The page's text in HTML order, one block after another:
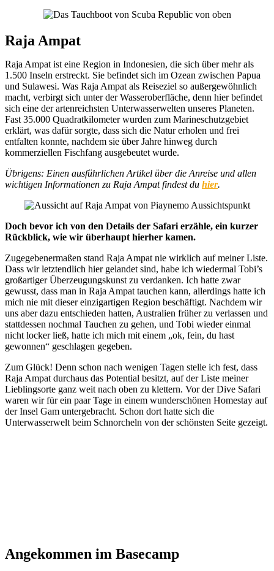
Raja Ampat
Raja Ampat ist eine Region in Indonesien, die sich über mehr als
1.500 Inseln erstreckt. Sie befindet sich im Ozean zwischen Papua
und Sulawesi. Was Raja Ampat als Reiseziel so außergewöhnlich
macht, verbirgt sich unter der Wasseroberfläche, denn hier befindet
sich eine der artenreichsten Unterwasserwelten unseres Planeten.
Fast 35.000 Quadratkilometer wurden zum Marineschutzgebiet
erklärt, was dafür sorgte, dass sich die Natur erholen und frei
entfalten konnte, nachdem sie über Jahre hinweg durch
kommerziellen Fischfang ausgebeutet wurde.
Übrigens: Einen ausführlichen Artikel über die Anreise und allen
wichtigen Informationen zu Raja Ampat findest du hier.
Doch bevor ich von den Details der Safari erzähle, ein kurzer
Rückblick, wie wir überhaupt hierher kamen.
Zugegebenermaßen stand Raja Ampat nie wirklich auf meiner Liste.
Dass wir letztendlich hier gelandet sind, habe ich wiedermal Tobi’s
großartiger Überzeugungskunst zu verdanken. Ich hatte zwar
gewusst, dass man in Raja Ampat tauchen kann, allerdings hatte ich
mich nie mit dieser einzigartigen Region beschäftigt. Nachdem wir
uns aber dazu entschieden hatten, Australien früher zu verlassen und
stattdessen nochmal Tauchen zu gehen, und Tobi wieder einmal
nicht locker ließ, hatte ich mich mit einem „ok, fein, du hast
gewonnen“ geschlagen gegeben.
Zum Glück! Denn schon nach wenigen Tagen stelle ich fest, dass
Raja Ampat durchaus das Potential besitzt, auf der Liste meiner
Lieblingsorte ganz weit nach oben zu klettern. Vor der Dive Safari
waren wir für ein paar Tage in einem wunderschönen Homestay auf
der Insel Gam untergebracht. Schon dort hatte sich die
Unterwasserwelt beim Schnorcheln von der schönsten Seite gezeigt.
Angekommen im Basecamp